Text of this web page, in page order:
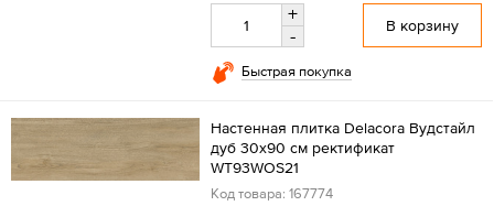
+
-
В корзину
Быстрая покупка
Настенная плитка Delacora Вудстайл
дуб 30x90 см ректификат
WT93WOS21
Код товара: 167774